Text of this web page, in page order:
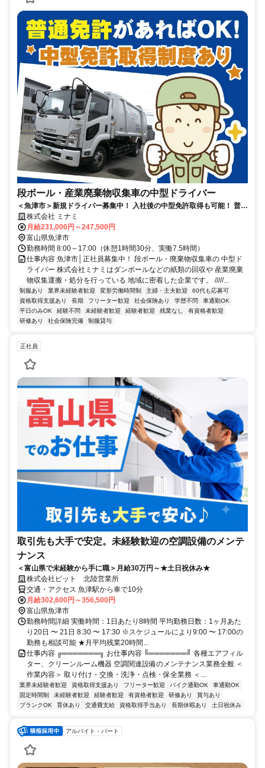
段ボール・産業廃棄物収集車の中型ドライバー
＜魚津市＞新規ドライバー募集中！ 入社後の中型免許取得も可能！ 普通
免許のみの方応募OK／土日休み
株式会社 ミナミ
月給231,000円～247,500円
富山県魚津市
勤務時間 8:00～17:00（休憩1時間30分、実働7.5時間）
仕事内容 魚津市│正社員募集中！ 段ボール・廃棄物収集車の 中型ド
ライバー 株式会社ミナミはダンボールなどの紙類の回収や 産業廃棄
物収集運搬・処分を行っている 地域に密着した企業です。 /////...
制服あり 業界未経験者歓迎 変形労働時間制 主婦・主夫歓迎
60代も応募可
資格取得支援あり
長期 フリーター歓迎 社会保険あり 学歴不問
車通勤OK
平日のみOK
経験不問 未経験者歓迎 経験者歓迎 残業なし
有資格者歓迎
研修あり
社会保険完備 制服貸与
正社員
取引先も大手で安定。未経験歓迎の空調設備のメンテ
ナンス
＜富山県で未経験から手に職＞月給30万円～★土日祝休み★
株式会社ビット 北陸営業所
交通・アクセス 魚津駅から車で10分
月給302,600円～356,500円
富山県魚津市
勤務時間詳細 実働時間：1日あたり8時間 平均勤務日数：1ヶ月あた
り20日 〜 21日 8:30 〜 17:30 ※スケジュールにより9:00 〜 17:00の
勤務も相談可能 ★月平均残業20時間...
仕事内容 ╔═══════╗ お仕事内容 ╚═══════╝ 各種エアフィル
ター、クリーンルーム機器 空調関連設備のメンテナンス業務全般 ＜
作業内容＞ 取り付け・交換・洗浄・点検・保全業務 ＜...
業界未経験者歓迎 資格取得支援あり フリーター歓迎 バイク通勤OK
車通勤OK
固定時間制
未経験者歓迎 経験者歓迎 有資格者歓迎 研修あり
賞与あり
ブランクOK
育休あり 交通費支給 資格取得手当あり 長期休暇あり 土日祝休み
アルバイト・パート